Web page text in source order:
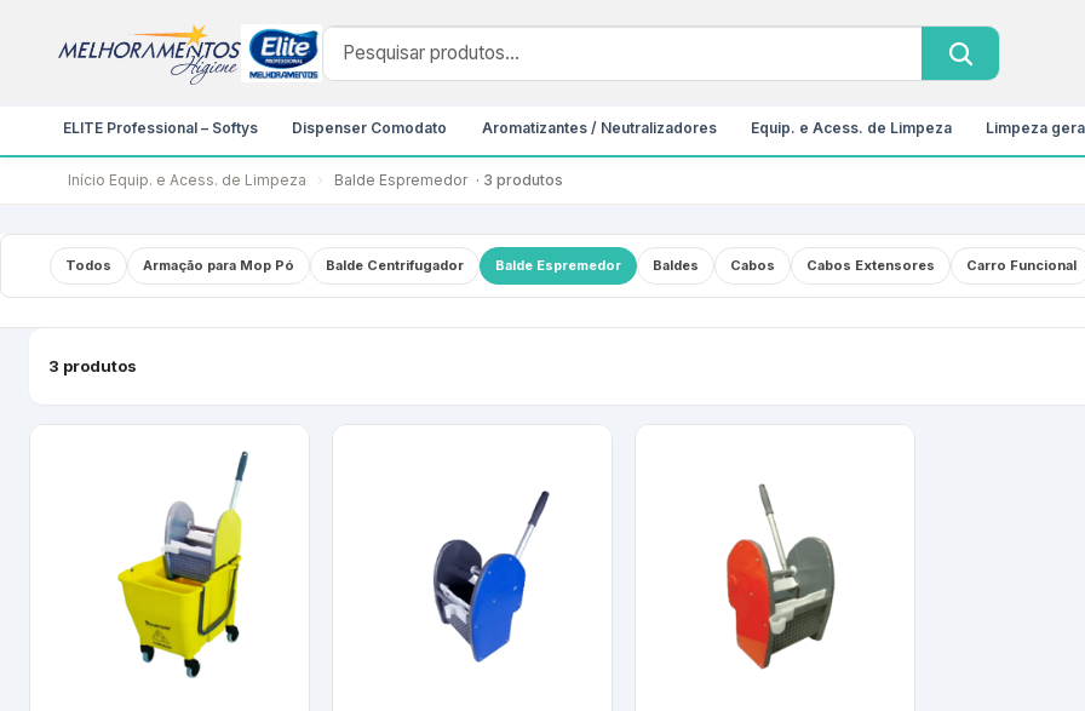
ELITE Professional – Softys Dispenser Comodato Aromatizantes / Neutralizadores Equip. e Acess. de Limpeza Limpeza
Início Equip. e Acess. de Limpeza › Balde Espremedor · 3 produtos
Todos Armação para Mop Pó Balde Centrifugador Balde Espremedor Baldes Cabos Cabos Extensores Carro Funcional
3 produtos